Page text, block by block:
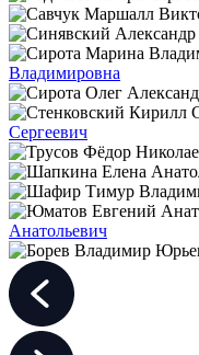
Владимировна
Сергеевич
Анатольевич